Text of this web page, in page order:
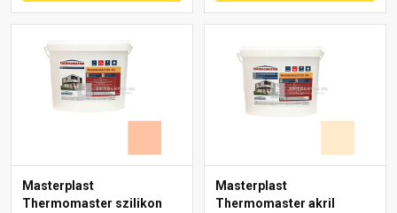
Masterplast
Thermomaster szilikon
Masterplast
Thermomaster akril